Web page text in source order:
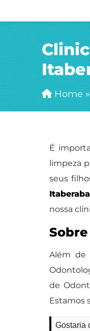
Home »
É
limpeza
seus
Itaberaba
nossa
Além de
de
Estamos
Gostaria